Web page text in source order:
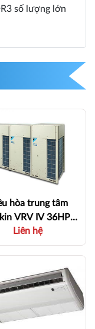
số lượng lớn
hòa trung tâm
VRV IV 36HP
- 6 Hp -
Hp - 1 Chiều
Liên hệ